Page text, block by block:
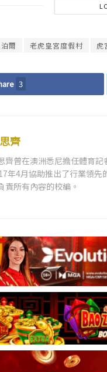
爾 老虎皇宮度假村 虎
3
齊
齊曾在澳洲悉尼擔任體育
年4月協助推出了行業領先
責所有內容的校編。